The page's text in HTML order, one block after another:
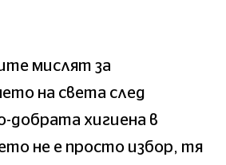
мислят за
на света след
добрата хигиена в
не е просто избор, тя